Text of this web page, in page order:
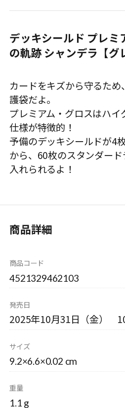
デッキシールド プレミ
の軌跡 シャンデラ【グ
カードをキズから守るた
護袋だよ。
プレミアム・グロスはハイ
仕様が特徴的！
予備のデッキシールドが4
から、60枚のスタンダー
入れられるよ！
商品詳細
商品コード
4521329462103
発売日
2025年10月31日（金）
サイズ
9.2×6.6×0.02 cm
重量
1.1 g